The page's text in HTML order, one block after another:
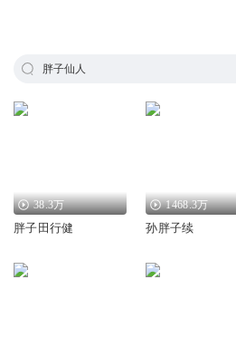
胖子仙人
38.3万
胖子田行健
1468.3万
孙胖子续